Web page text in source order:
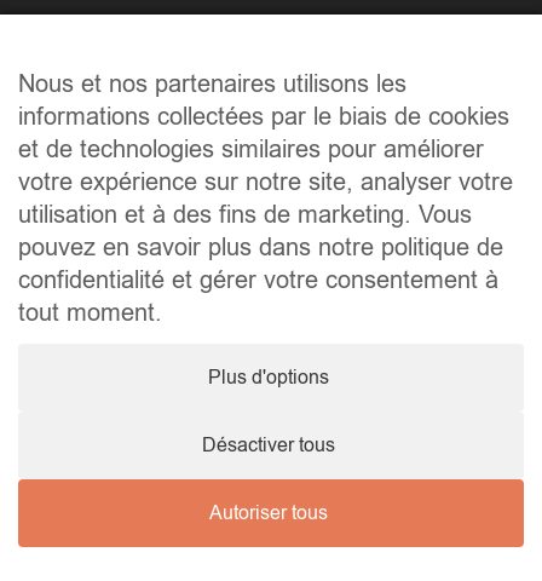
Accueil
Qui sommes-nous ?
Les biens
Les régions
Les démarches
Contact
contact@marimmospain.com
© 2025
Mentions
Nous et nos partenaires utilisons les
informations collectées par le biais de cookies
et de technologies similaires pour améliorer
votre expérience sur notre site, analyser votre
utilisation et à des fins de marketing. Vous
pouvez en savoir plus dans notre politique de
confidentialité et gérer votre consentement à
tout moment.
Plus d'options
Désactiver tous
Autoriser tous